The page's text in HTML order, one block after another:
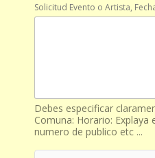
Solicitud Evento o Artista,
Debes especificar
Comuna: Horario:
numero de publico etc ...